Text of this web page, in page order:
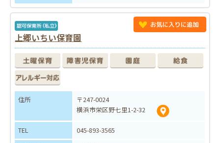
上郷いちい保育園
住所
〒247-0024
横浜市栄区野七里1-2-32
TEL
045-893-3565